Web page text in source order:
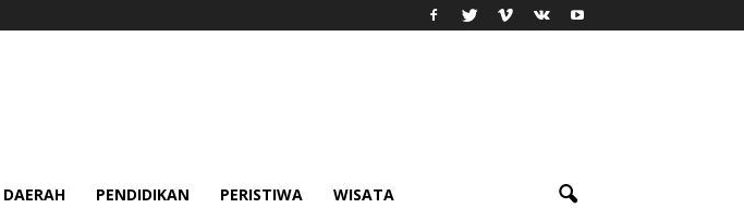
DAERAH PENDIDIKAN PERISTIWA WISATA